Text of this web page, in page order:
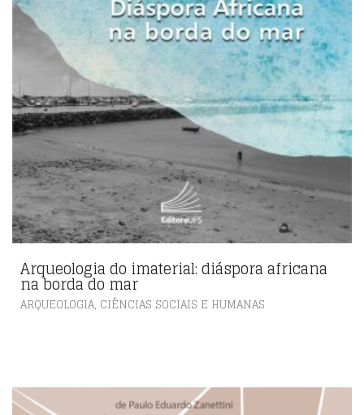
Arqueologia do imaterial: diáspora africana
na borda do mar
ARQUEOLOGIA, CIÊNCIAS SOCIAIS E HUMANAS